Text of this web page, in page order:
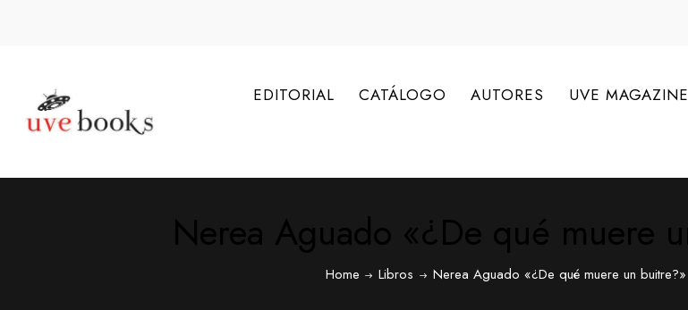
EDITORIAL CATÁLOGO AUTORES UVE MAGAZINE
Home Libros Nerea Aguado «¿De qué muere un buitre?»